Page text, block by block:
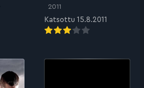
2011
Katsottu 15.8.2011